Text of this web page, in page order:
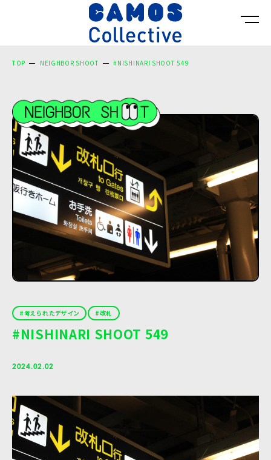
TOP NEIGHBOR SHOOT #NISHINARI SHOOT 549
考えられたデザイン 改札
#NISHINARI SHOOT 549
2024.02.02